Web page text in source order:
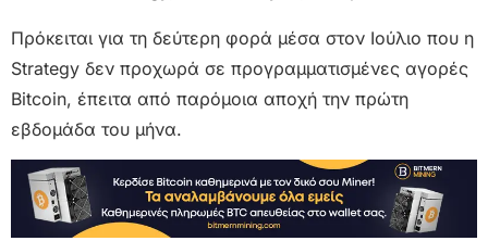
Πρόκειται για τη δεύτερη φορά μέσα στον Ιούλιο που η
Strategy δεν προχωρά σε προγραμματισμένες αγορές
Bitcoin, έπειτα από παρόμοια αποχή την πρώτη
εβδομάδα του μήνα.